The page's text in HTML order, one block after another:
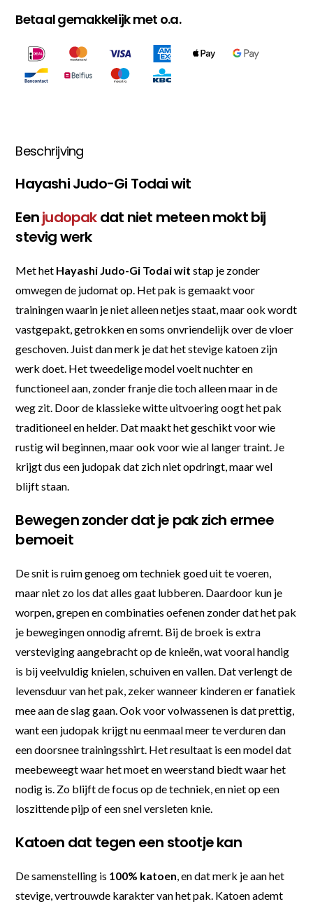
Betaal gemakkelijk met o.a.
Beschrijving
Hayashi Judo-Gi Todai wit
Eenjudopakdat niet meteen mokt bij
stevig werk
Met het Hayashi Judo-Gi Todai wit stap je zonder
omwegen de judomat op. Het pak is gemaakt voor
trainingen waarin je niet alleen netjes staat, maar ook wordt
vastgepakt, getrokken en soms onvriendelijk over de vloer
geschoven. Juist dan merk je dat het stevige katoen zijn
werk doet. Het tweedelige model voelt nuchter en
functioneel aan, zonder franje die toch alleen maar in de
weg zit. Door de klassieke witte uitvoering oogt het pak
traditioneel en helder. Dat maakt het geschikt voor wie
rustig wil beginnen, maar ook voor wie al langer traint. Je
krijgt dus een judopak dat zich niet opdringt, maar wel
blijft staan.
Bewegen zonder dat je pak zich ermee
bemoeit
De snit is ruim genoeg om techniek goed uit te voeren,
maar niet zo los dat alles gaat lubberen. Daardoor kun je
worpen, grepen en combinaties oefenen zonder dat het pak
je bewegingen onnodig afremt. Bij de broek is extra
versteviging aangebracht op de knieën, wat vooral handig
is bij veelvuldig knielen, schuiven en vallen. Dat verlengt de
levensduur van het pak, zeker wanneer kinderen er fanatiek
mee aan de slag gaan. Ook voor volwassenen is dat prettig,
want een judopak krijgt nu eenmaal meer te verduren dan
een doorsnee trainingsshirt. Het resultaat is een model dat
meebeweegt waar het moet en weerstand biedt waar het
nodig is. Zo blijft de focus op de techniek, en niet op een
loszittende pijp of een snel versleten knie.
Katoen dat tegen een stootje kan
De samenstelling is 100% katoen, en dat merk je aan het
stevige, vertrouwde karakter van het pak. Katoen ademt